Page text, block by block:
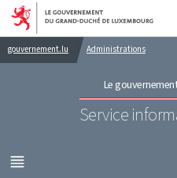
Aller au
Aller au
gouvernement.lu Administrations
Le
Service
MENU
PRINCIPAL